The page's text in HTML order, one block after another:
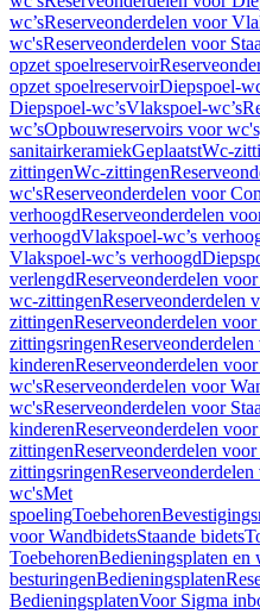
wc’sReserveonderdelen voor
wc'sReserveonderdelen voor
opzet spoelreservoir
opzet spoelreservoirDiepspoel-
Diepspoel-wc’sVlakspoel-wc’s
wc’sOpbouwreservoirs voor
sanitairkeramiekGeplaatstWc-
zittingenWc-zittingen
wc'sReserveonderdelen voor
verhoogdReserveonderdelen
verhoogdVlakspoel-wc’s
Vlakspoel-wc’s verhoogd
verlengdReserveonderdelen
wc-zittingenReserveonderdelen
zittingenReserveonderdelen
zittingsringen
kinderenReserveonderdelen
wc'sReserveonderdelen voor
wc'sReserveonderdelen voor
kinderenReserveonderdelen
zittingenReserveonderdelen
zittingsringen
wc'sMet
spoelingToebehoren
voor WandbidetsStaande bidets
ToebehorenBedieningsplaten en
besturingenBedieningsplaten
BedieningsplatenVoor Sigma